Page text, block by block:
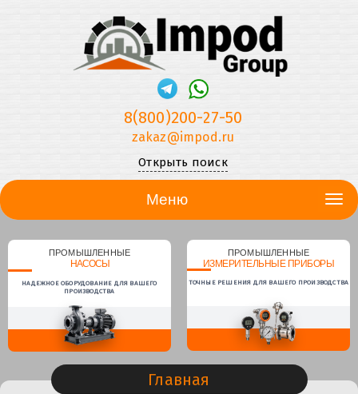
8(800)200-27-50
zakaz@impod.ru
Открыть поиск
Меню
ПРОМЫШЛЕННЫЕ
НАСОСЫ
НАДЕЖНОЕ ОБОРУДОВАНИЕ ДЛЯ ВАШЕГО
ПРОИЗВОДСТВА
ПРОМЫШЛЕННЫЕ
ИЗМЕРИТЕЛЬНЫЕ ПРИБОРЫ
ТОЧНЫЕ РЕШЕНИЯ ДЛЯ ВАШЕГО ПРОИЗВОДСТВА
Главная